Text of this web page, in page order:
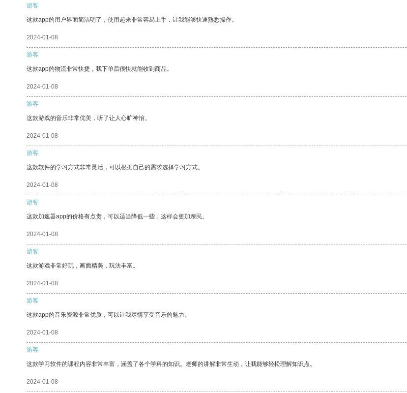
游客
这款app的用户界面简洁明了，使用起来非常容易上手，让我能够快速熟悉操作。
2024-01-08
游客
这款app的物流非常快捷，我下单后很快就能收到商品。
2024-01-08
游客
这款游戏的音乐非常优美，听了让人心旷神怡。
2024-01-08
游客
这款软件的学习方式非常灵活，可以根据自己的需求选择学习方式。
2024-01-08
游客
这款加速器app的价格有点贵，可以适当降低一些，这样会更加亲民。
2024-01-08
游客
这款游戏非常好玩，画面精美，玩法丰富。
2024-01-08
游客
这款app的音乐资源非常优质，可以让我尽情享受音乐的魅力。
2024-01-08
游客
这款学习软件的课程内容非常丰富，涵盖了各个学科的知识。老师的讲解非常生动，让我能够轻松理解知识点。
2024-01-08